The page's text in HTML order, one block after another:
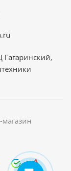
Гагаринский,